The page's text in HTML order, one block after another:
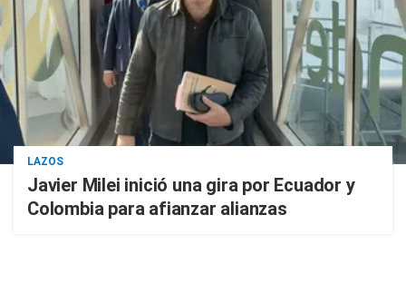
LAZOS
Javier Milei inició una gira por Ecuador y
Colombia para afianzar alianzas